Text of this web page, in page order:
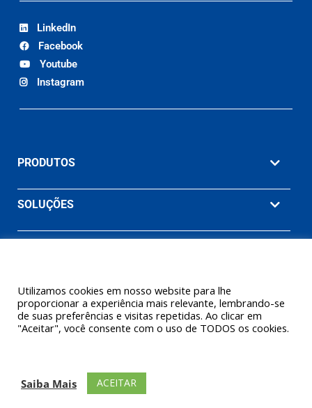
LinkedIn
Facebook
Youtube
Instagram
PRODUTOS
SOLUÇÕES
EMPRESA
Controle Ltda. (Uma empresa Ashcroft® Inc.) Todos os direitos
reservados.
Utilizamos cookies em nosso website para lhe
proporcionar a experiência mais relevante, lembrando-se
de suas preferências e visitas repetidas. Ao clicar em
"Aceitar", você consente com o uso de TODOS os cookies.
Saiba Mais ACEITAR